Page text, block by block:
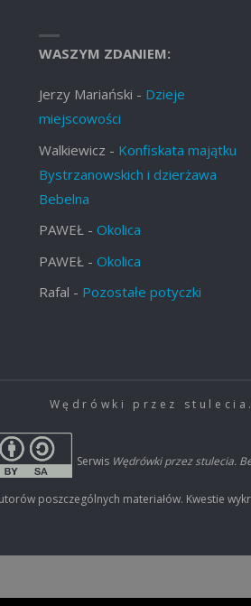
WASZYM ZDANIEM:
Jerzy Mariański - Dzieje
miejscowości
Walkiewicz - Konfiskata majątku
Bystrzanowskich i dzierżawa
Bebelna
PAWEŁ - Okolica
PAWEŁ - Okolica
Rafal - Pozostałe potyczki
Wędrówki przez
Serwis Wędrówki przez stulecia.
poszczególnych materiałów. Kwestie